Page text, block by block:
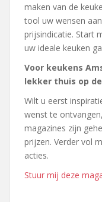
maken van de
tool uw wensen
prijsindicatie. Start
uw ideale keuken
Voor keukens
lekker thuis op
Wilt u eerst
wenst te
magazines zijn
prijzen. Verder vol
acties.
Stuur mij deze